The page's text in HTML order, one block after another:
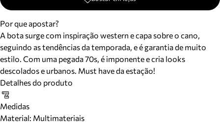
Por que apostar?
A bota surge com inspiração western e capa sobre o cano,
seguindo as tendências da temporada, e é garantia de muito
estilo. Com uma pegada 70s, é imponente e cria looks
descolados e urbanos. Must have da estação!
Detalhes do produto
Medidas
Material: Multimateriais